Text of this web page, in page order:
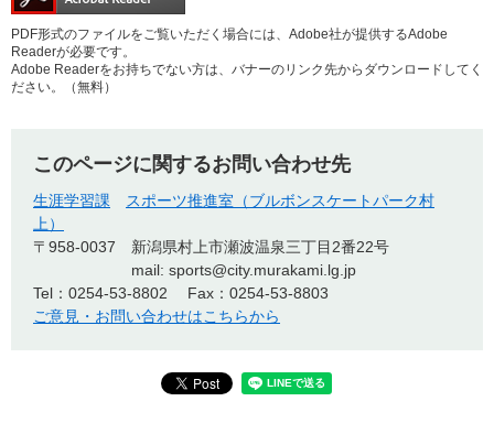
PDF形式のファイルをご覧いただく場合には、Adobe社が提供するAdobe
Readerが必要です。
Adobe Readerをお持ちでない方は、バナーのリンク先からダウンロードしてく
ださい。（無料）
このページに関するお問い合わせ先
生涯学習課
スポーツ推進室（ブルボンスケートパーク村
上）
〒958-0037
新潟県村上市瀬波温泉三丁目2番22号
mail: sports@city.murakami.lg.jp
Tel：0254-53-8802
Fax：0254-53-8803
ご意見・お問い合わせはこちらから